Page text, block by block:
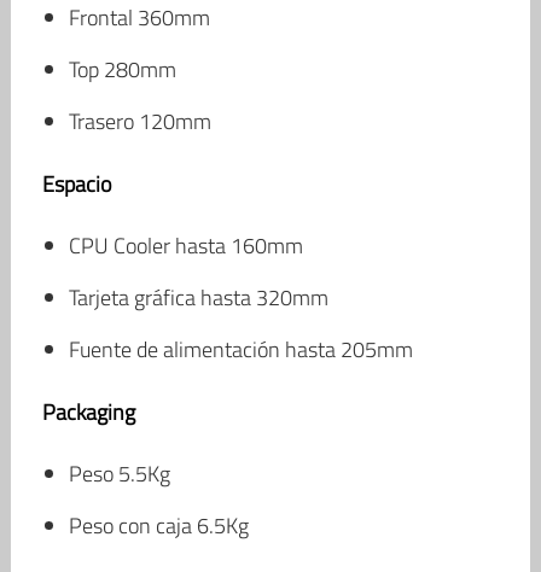
Frontal 360mm
Top 280mm
Trasero 120mm
Espacio
CPU Cooler hasta 160mm
Tarjeta gráfica hasta 320mm
Fuente de alimentación hasta 205mm
Packaging
Peso 5.5Kg
Peso con caja 6.5Kg